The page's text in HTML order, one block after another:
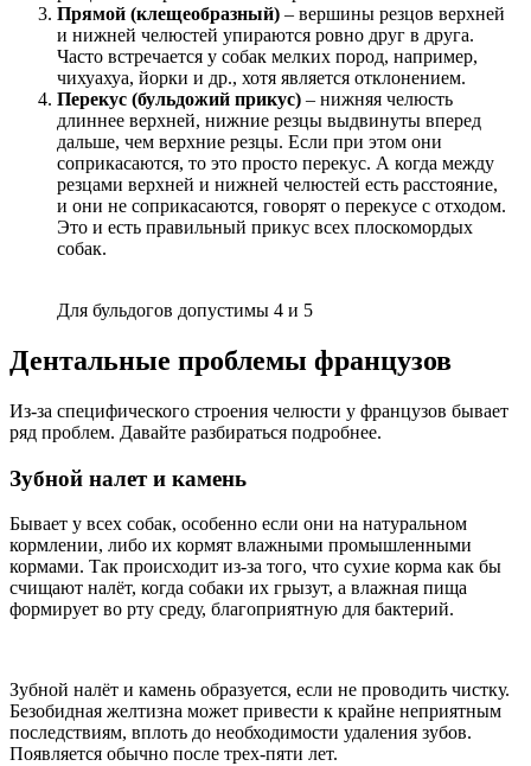
Прямой (клещеобразный) – вершины резцов верхней
и нижней челюстей упираются ровно друг в друга.
Часто встречается у собак мелких пород, например,
чихуахуа, йорки и др., хотя является отклонением.
Перекус (бульдожий прикус) – нижняя челюсть
длиннее верхней, нижние резцы выдвинуты вперед
дальше, чем верхние резцы. Если при этом они
соприкасаются, то это просто перекус. А когда между
резцами верхней и нижней челюстей есть расстояние,
и они не соприкасаются, говорят о перекусе с отходом.
Это и есть правильный прикус всех плоскомордых
собак.
Для бульдогов допустимы 4 и 5
Дентальные проблемы французов
Из-за специфического строения челюсти у французов бывает
ряд проблем. Давайте разбираться подробнее.
Зубной налет и камень
Бывает у всех собак, особенно если они на натуральном
кормлении, либо их кормят влажными промышленными
кормами. Так происходит из-за того, что сухие корма как бы
счищают налёт, когда собаки их грызут, а влажная пища
формирует во рту среду, благоприятную для бактерий.
Зубной налёт и камень образуется, если не проводить чистку.
Безобидная желтизна может привести к крайне неприятным
последствиям, вплоть до необходимости удаления зубов.
Появляется обычно после трех-пяти лет.